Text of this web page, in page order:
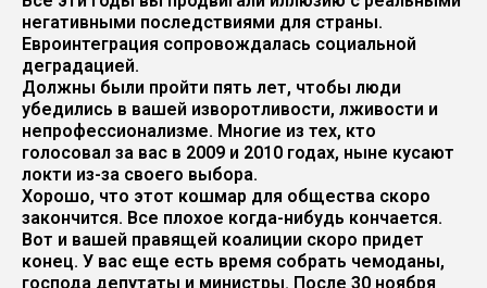
негативными последствиями для страны.
Евроинтеграция сопровождалась социальной
деградацией.
Должны были пройти пять лет, чтобы люди
убедились в вашей изворотливости, лживости и
непрофессионализме. Многие из тех, кто
голосовал за вас в 2009 и 2010 годах, ныне кусают
локти из-за своего выбора.
Хорошо, что этот кошмар для общества скоро
закончится. Все плохое когда-нибудь кончается.
Вот и вашей правящей коалиции скоро придет
конец. У вас еще есть время собрать чемоданы,
господа депутаты и министры. После 30 ноября